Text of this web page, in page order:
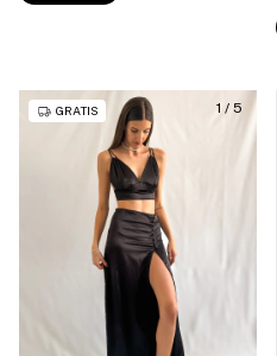
1 / 5
GRATIS